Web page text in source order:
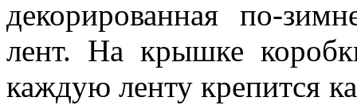
декорированная по-
лент. На крышке
каждую ленту крепится